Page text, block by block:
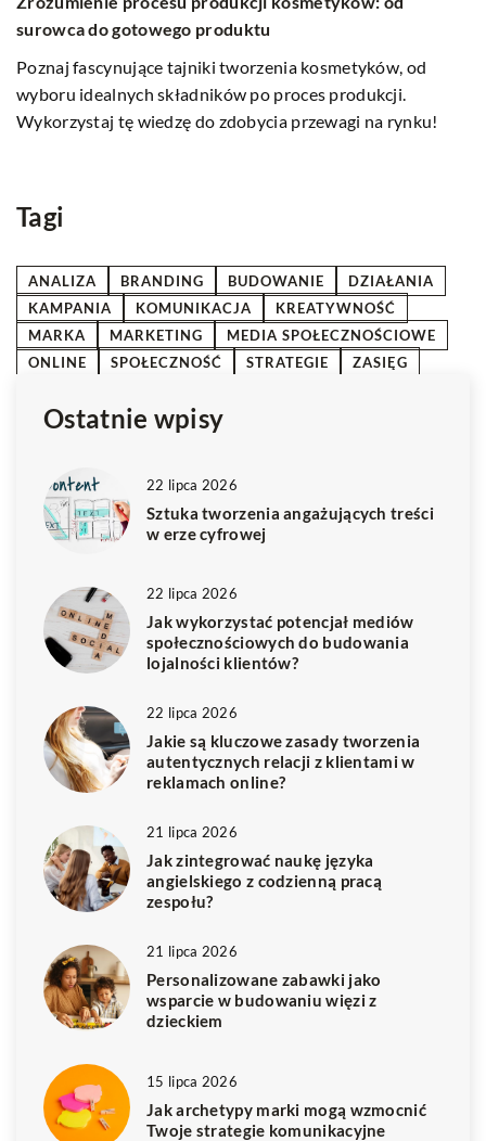
02 kwietnia 2024
Jak pieluszki bambusowe mogą przyczynić się do
zdrowia i komfortu twojego dziecka?
Poznaj korzyści wynikające z korzystania z pieluch
bambusowych. Dowiedz się, jak mogą wpływać na zdrowie
Tagi
ANALIZA BRANDING BUDOWANIE
DZIAŁANIA
KAMPANIA
KOMUNIKACJA
KREATYWNOŚĆ
MARKA
MARKETING
MEDIA SPOŁECZNOŚCIOWE
ONLINE
SPOŁECZNOŚĆ STRATEGIE ZASIĘG
Ostatnie wpisy
22 lipca 2026
Sztuka tworzenia angażujących treści
w erze cyfrowej
22 lipca 2026
Jak wykorzystać potencjał mediów
społecznościowych do budowania
lojalności klientów?
22 lipca 2026
Jakie są kluczowe zasady tworzenia
autentycznych relacji z klientami w
reklamach online?
21 lipca 2026
Jak zintegrować naukę języka
angielskiego z codzienną pracą
zespołu?
21 lipca 2026
Personalizowane zabawki jako
wsparcie w budowaniu więzi z
dzieckiem
15 lipca 2026
Jak archetypy marki mogą wzmocnić
Twoje strategie komunikacyjne